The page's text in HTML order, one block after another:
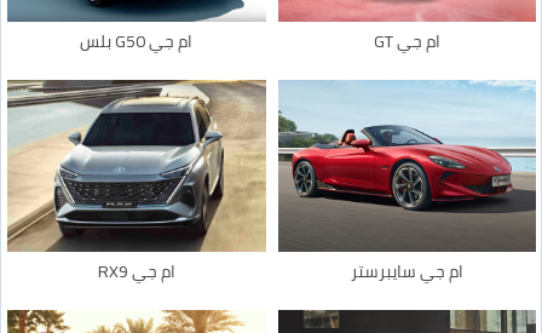
ام جي GT ام جي G50 بلس
ام جي سايبرستر ام جي RX9